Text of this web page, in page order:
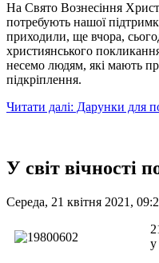
На Свято Вознесіння
потребують нашої
приходили, ще вчора,
християнського
несемо людям, які мають
підкріплення.
Читати далі: Дарунки для
У світ вічності
Середа, 21 квітня 2021,
у